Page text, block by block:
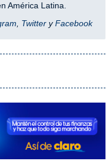
América Latina.
, TwitteryFacebook